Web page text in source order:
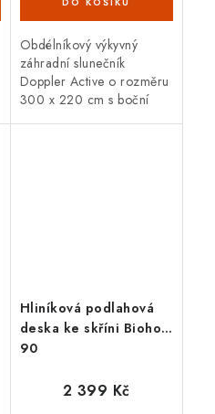
Obdélníkový výkyvný
záhradní slunečník
Doppler Active o rozměru
300 x 220 cm s boční
Hliníková podlahová
deska ke skříni Biohort
90
2 399 Kč